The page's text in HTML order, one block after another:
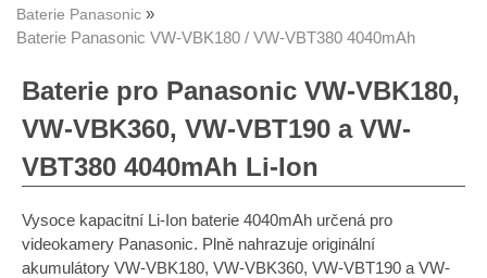
Baterie Panasonic
Baterie Panasonic VW-VBK180 / VW-VBT380 4040mAh
Baterie pro Panasonic VW-VBK180,
VW-VBK360, VW-VBT190 a VW-
VBT380 4040mAh Li-Ion
Vysoce kapacitní Li-Ion baterie 4040mAh určená pro
videokamery Panasonic. Plně nahrazuje originální
akumulátory VW-VBK180, VW-VBK360, VW-VBT190 a VW-